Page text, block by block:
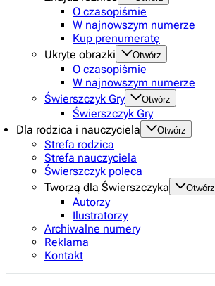
O czasopiśmie
W najnowszym numerze
Kup prenumeratę
Ukryte obrazki
Otwórz
O czasopiśmie
W najnowszym numerze
Świerszczyk Gry
Otwórz
Świerszczyk Gry
Dla rodzica i nauczyciela
Otwórz
Strefa rodzica
Strefa nauczyciela
Świerszczyk poleca
Tworzą dla Świerszczyka
Otwórz
Autorzy
Ilustratorzy
Archiwalne numery
Reklama
Kontakt